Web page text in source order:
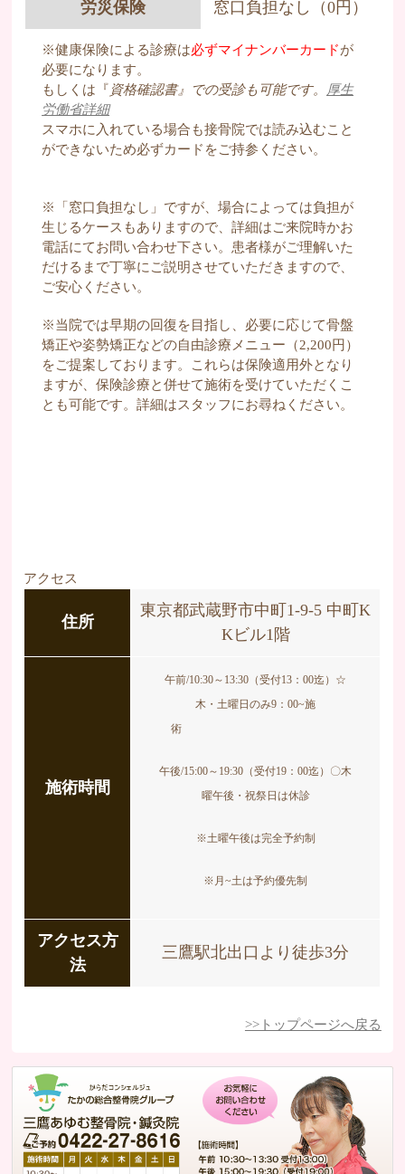
労災保険 窓口負担なし（0円）
※健康保険による診療は必ずマイナンバーカードが
必要になります。
もしくは『 資格確認書』での受診も可能です。
厚生
労働省詳細
スマホに入れている場合も接骨院では読み込むこと
ができないため必ずカードをご持参ください。
※「窓口負担なし」ですが、場合によっては負担が
生じるケースもありますので、詳細はご来院時かお
電話にてお問い合わせ下さい。患者様がご理解いた
だけるまで丁寧にご説明させていただきますので、
ご安心ください。
※当院では早期の回復を目指し、必要に応じて骨盤
矯正や姿勢矯正などの自由診療メニュー（2,200円）
をご提案しております。これらは保険適用外となり
ますが、保険診療と併せて施術を受けていただくこ
とも可能です。詳細はスタッフにお尋ねください。
アクセス
住所
東京都武蔵野市中町1-9-5 中町K
Kビル1階
施術時間
午前/10:30～13:30（受付13：00迄） ☆
木・土曜日のみ9：00~施
術
午後/15:00～19:30（受付19：00迄） 〇木
曜午後・祝祭日は休診
※土曜午後は完全予約制
※月~土は予約優先制
アクセス方
法
三鷹駅北出口より徒歩3分
>>トップページへ戻る